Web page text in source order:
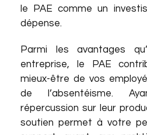
le PAE comme un
dépense.
Parmi les avantages
entreprise, le PAE
mieux-être de vos
de l’absentéisme.
répercussion sur leur
soutien permet à votre